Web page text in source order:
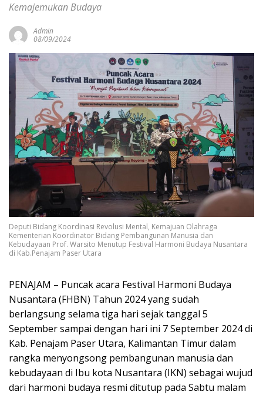
Kemajemukan Budaya
Admin
08/09/2024
Deputi Bidang Koordinasi Revolusi Mental, Kemajuan Olahraga
Kementerian Koordinator Bidang Pembangunan Manusia dan
Kebudayaan Prof. Warsito Menutup Festival Harmoni Budaya Nusantara
di Kab.Penajam Paser Utara
PENAJAM – Puncak acara Festival Harmoni Budaya
Nusantara (FHBN) Tahun 2024 yang sudah
berlangsung selama tiga hari sejak tanggal 5
September sampai dengan hari ini 7 September 2024 di
Kab. Penajam Paser Utara, Kalimantan Timur dalam
rangka menyongsong pembangunan manusia dan
kebudayaan di Ibu kota Nusantara (IKN) sebagai wujud
dari harmoni budaya resmi ditutup pada Sabtu malam